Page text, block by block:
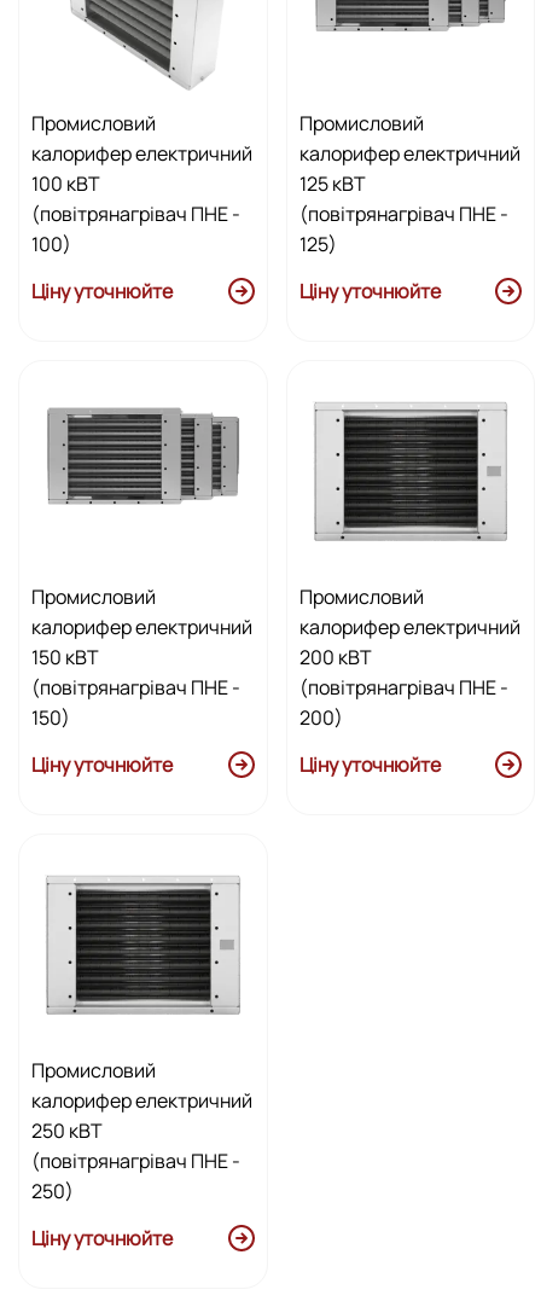
Промисловий
калорифер електричний
100 кВТ
(повітрянагрівач ПНЕ -
100)
Ціну уточнюйте
Промисловий
калорифер електричний
125 кВТ
(повітрянагрівач ПНЕ -
125)
Ціну уточнюйте
Промисловий
калорифер електричний
150 кВТ
(повітрянагрівач ПНЕ -
150)
Ціну уточнюйте
Промисловий
калорифер електричний
200 кВТ
(повітрянагрівач ПНЕ -
200)
Ціну уточнюйте
Промисловий
калорифер електричний
250 кВТ
(повітрянагрівач ПНЕ -
250)
Ціну уточнюйте